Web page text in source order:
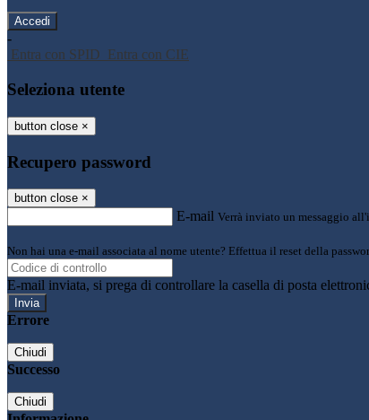
-
Entra con SPID Entra con CIE
Seleziona utente
button close ×
Recupero password
button close ×
E-mail Verrà inviato un messaggio
Non hai una e-mail associata al nome utente? Effettua il reset della
E-mail inviata, si prega di controllare la casella di posta
Errore
Chiudi
Successo
Chiudi